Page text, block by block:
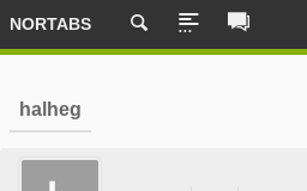
NORTABS
halheg